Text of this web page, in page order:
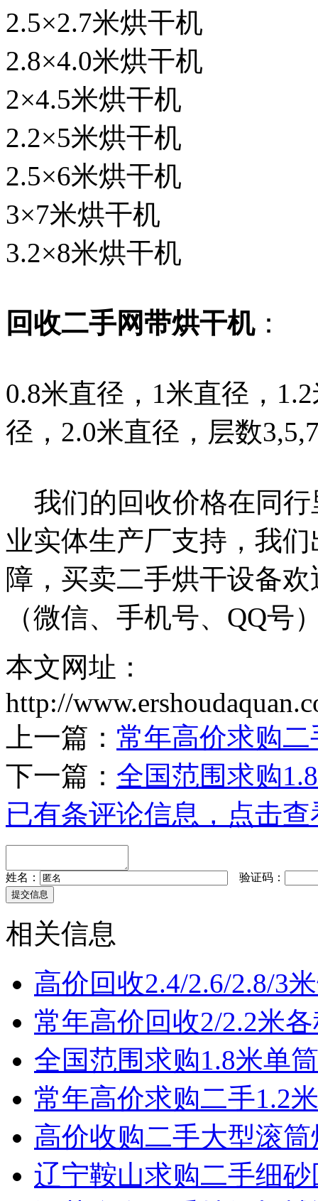
2.5×2.7米烘干机
2.8×4.0米烘干机
2×4.5米烘干机
2.2×5米烘干机
2.5×6米烘干机
3×7米烘干机
3.2×8米烘干机
回收二手网带烘干机：
0.8米直径，1米直径，
径，2.0米直径，层数
我们的回收价格在同行
业实体生产厂支持，我
障，买卖二手烘干设备
（微信、手机号、QQ号
本文网址：
http://
上一篇： 常年高价求购
下一篇： 全国范围求购
已有条评论信息，点击查
姓名： 验证码：
相关信息
高价回收2.4/2.6/2.8/3
常年高价回收2/2.2米
全国范围求购1.8米单
常年高价求购二手1.2
高价收购二手大型滚
辽宁鞍山求购二手细